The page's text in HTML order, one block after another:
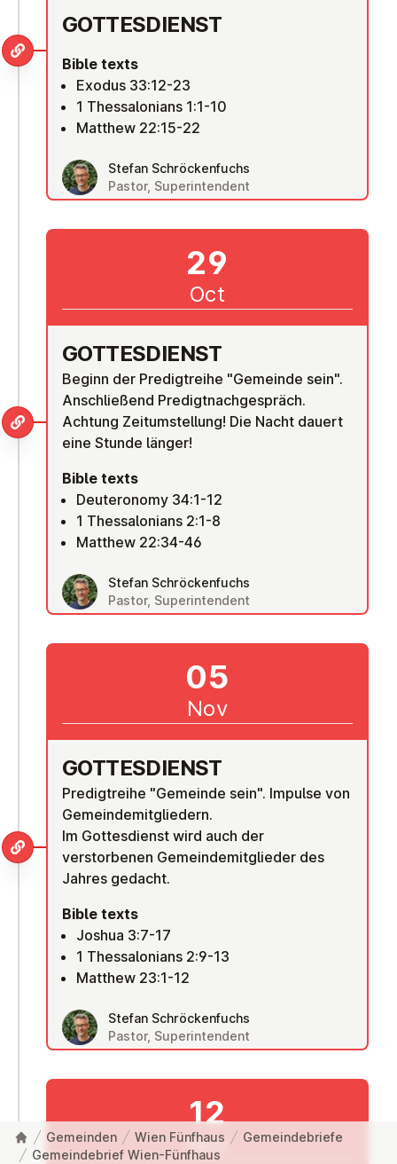
GOTTES­DI­ENST
Bible texts
Exodus 33:12-23
1 Thessalonians 1:1-10
Matthew 22:15-22
Stefan Schröckenfuchs
Pastor, Superintendent
GOTTES­DI­ENST
Beginn der Predigtreihe "Gemeinde sein".
Anschließend Predigtnachgespräch.
Achtung Zeitumstellung! Die Nacht dauert
eine Stunde länger!
Bible texts
Deuteronomy 34:1-12
1 Thessalonians 2:1-8
Matthew 22:34-46
Stefan Schröckenfuchs
Pastor, Superintendent
29
Oct
GOTTES­DI­ENST
Predigtreihe "Gemeinde sein". Impulse von
Gemeindemitgliedern.
Im Gottesdienst wird auch der
verstorbenen Gemeindemitglieder des
Jahres gedacht.
Bible texts
Joshua 3:7-17
1 Thessalonians 2:9-13
Matthew 23:1-12
Stefan Schröckenfuchs
Pastor, Superintendent
05
Nov
12
Nov
Gemeinden Wien Fünfhaus
Gemeindebriefe
Gemeindebrief Wien-Fünfhaus